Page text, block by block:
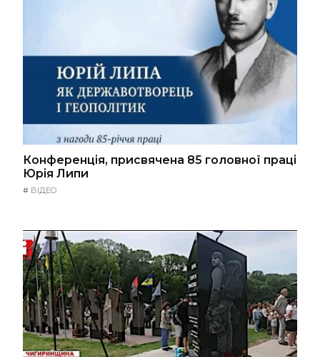
Конференція, присвячена 85 головної праці
Юрія Липи
# ВІДЕО